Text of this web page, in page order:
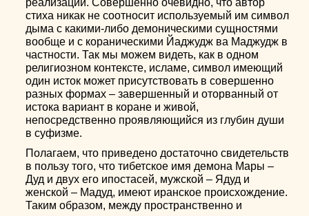
реализации. Совершенно очевидно, что автор
стиха никак не соотносит используемый им символ
дыма с какими-либо демоническими сущностями
вообще и с кораническими Йаджудж ва Маджудж в
частности. Так мы можем видеть, как в одном
религиозном контексте, исламе, символ имеющий
один исток может присутствовать в совершенно
разных формах – завершенный и оторванный от
истока вариант в коране и живой,
непосредственно проявляющийся из глубин души
в суфизме.
Полагаем, что приведено достаточно свидетельств
в пользу того, что тибетское имя демона Мары –
Дуд и двух его ипостасей, мужской – Ядуд и
женской – Мадуд, имеют иранское происхождение.
Таким образом, между пространственно и